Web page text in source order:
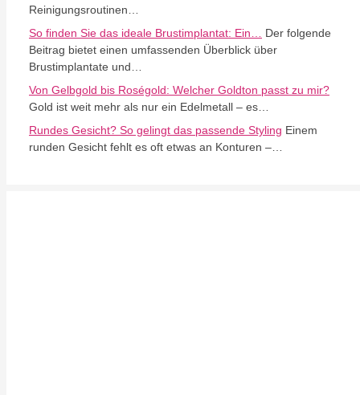
Reinigungsroutinen…
So finden Sie das ideale Brustimplantat: Ein…
Der folgende
Beitrag bietet einen umfassenden Überblick über
Brustimplantate und…
Von Gelbgold bis Roségold: Welcher Goldton passt zu mir?
Gold ist weit mehr als nur ein Edelmetall – es…
Rundes Gesicht? So gelingt das passende Styling Einem
runden Gesicht fehlt es oft etwas an Konturen –…